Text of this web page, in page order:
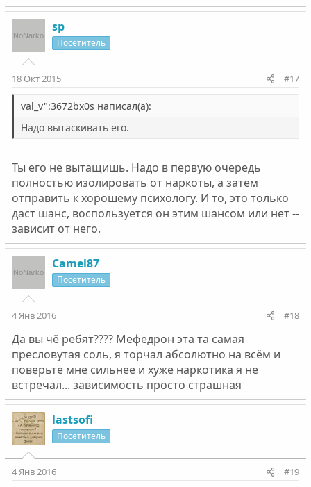
sp
Посетитель
18 Окт 2015 #17
val_v":3672bx0s написал(а):
Надо вытаскивать его.
Ты его не вытащишь. Надо в первую очередь
полностью изолировать от наркоты, а затем
отправить к хорошему психологу. И то, это только
даст шанс, воспользуется он этим шансом или нет --
зависит от него.
Camel87
Посетитель
4 Янв 2016 #18
Да вы чё ребят???? Мефедрон эта та самая
пресловутая соль, я торчал абсолютно на всём и
поверьте мне сильнее и хуже наркотика я не
встречал... зависимость просто страшная
lastsofi
Посетитель
4 Янв 2016 #19